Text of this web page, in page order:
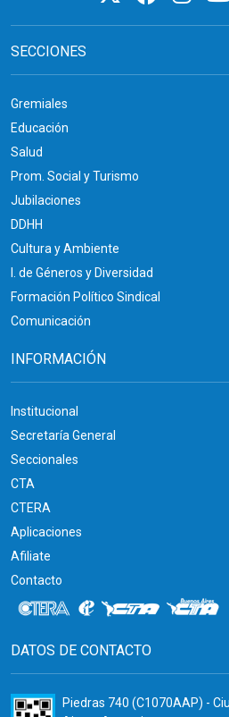
SECCIONES
Gremiales
Educación
Salud
Prom. Social y Turismo
Jubilaciones
DDHH
Cultura y Ambiente
I. de Géneros y Diversidad
Formación Político Sindical
Comunicación
INFORMACIÓN
Institucional
Secretaría General
Seccionales
CTA
CTERA
Aplicaciones
Afiliate
Contacto
DATOS DE CONTACTO
Piedras 740 (C1070AAP) -